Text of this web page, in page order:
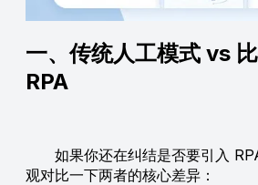
一、传统人工模式 vs
RPA
如果你还在纠结是否要引入
观对比一下两者的核心差异：